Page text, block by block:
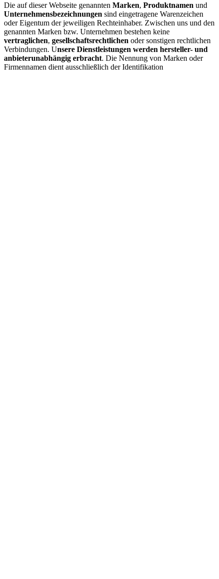
Die auf dieser Webseite genannten Marken, Produktnamen und
Unternehmensbezeichnungen sind eingetragene Warenzeichen
oder Eigentum der jeweiligen Rechteinhaber. Zwischen uns und den
genannten Marken bzw. Unternehmen bestehen keine
vertraglichen, gesellschaftsrechtlichen oder sonstigen rechtlichen
Verbindungen. Unsere Dienstleistungen werden hersteller- und
anbieterunabhängig erbracht. Die Nennung von Marken oder
Firmennamen dient ausschließlich der Identifikation